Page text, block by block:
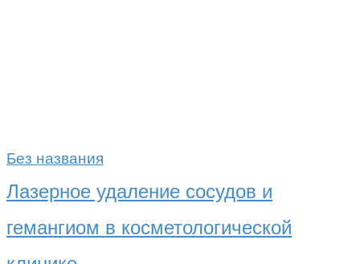
Без названия
Лазерное удаление сосудов и
гемангиом в косметологической